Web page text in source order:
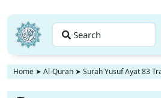
Search
Home ➤ Al-Quran ➤ Surah Yusuf Ayat 83